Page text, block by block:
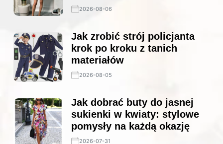
2026-08-06
Jak zrobić strój policjanta
krok po kroku z tanich
materiałów
2026-08-05
Jak dobrać buty do jasnej
sukienki w kwiaty: stylowe
pomysły na każdą okazję
2026-07-31